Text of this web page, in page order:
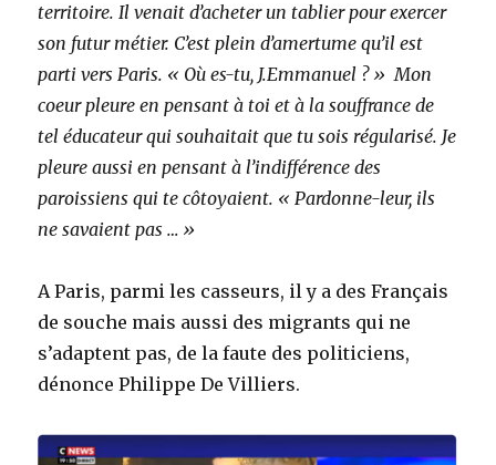
territoire. Il venait d’acheter un tablier pour exercer
son futur métier. C’est plein d’amertume qu’il est
parti vers Paris. « Où es-tu, J.Emmanuel ? » Mon
coeur pleure en pensant à toi et à la souffrance de
tel éducateur qui souhaitait que tu sois régularisé. Je
pleure aussi en pensant à l’indifférence des
paroissiens qui te côtoyaient. « Pardonne-leur, ils
ne savaient pas … »
A Paris, parmi les casseurs, il y a des Français
de souche mais aussi des migrants qui ne
s’adaptent pas, de la faute des politiciens,
dénonce Philippe De Villiers.